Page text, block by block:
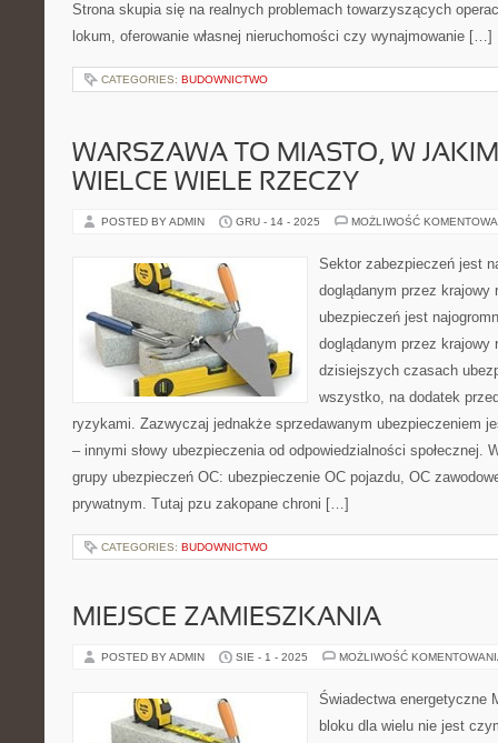
Strona skupia się na realnych problemach towarzyszących
lokum, oferowanie własnej nieruchomości czy wynajmowanie […]
CATEGORIES: BUDOWNICTWO
WARSZAWA TO MIASTO, W
WIELCE WIELE RZECZY
POSTED BY ADMIN GRU - 14 - 2025 MOŻLIWOŚĆ
Sektor zabezpieczeń jest
doglądanym przez krajowy
ubezpieczeń jest
doglądanym przez krajowy
dzisiejszych czasach
wszystko, na dodatek
ryzykami. Zazwyczaj jednakże sprzedawanym ubezpieczeniem
– innymi słowy ubezpieczenia od odpowiedzialności społecznej.
grupy ubezpieczeń OC: ubezpieczenie OC pojazdu, OC
prywatnym. Tutaj pzu zakopane chroni […]
CATEGORIES: BUDOWNICTWO
MIEJSCE ZAMIESZKANIA
POSTED BY ADMIN SIE - 1 - 2025 MOŻLIWOŚĆ
Świadectwa energetyczne
bloku dla wielu nie jest